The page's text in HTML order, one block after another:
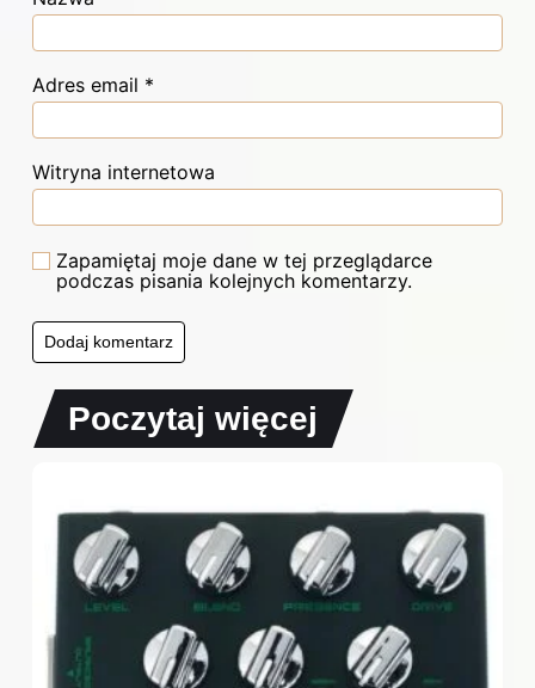
Adres email *
Witryna internetowa
Zapamiętaj moje dane w tej przeglądarce
podczas pisania kolejnych komentarzy.
Poczytaj więcej